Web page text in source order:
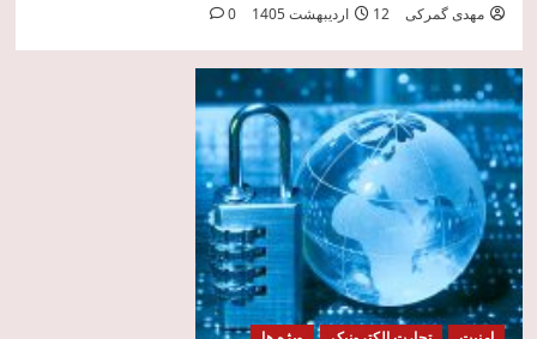
مهدی گمرکی 12 اردیبهشت 1405 0